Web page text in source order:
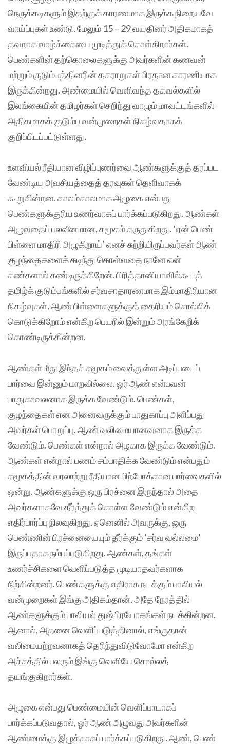
நெருக்கடிகளும் இதற்குக் காரணமாக இருக்க நிறையவே
வாய்ப்புகள் உண்டு. மேலும் 15 – 29 வயதினர் அதிகமாகத்
தவறாக வாழ்க்கையை முடித்துக் கொள்கிறார்கள்.
பெண்களின் தற்கொலைகளுக்கு அவர்களின் கணவன்
மற்றும் குடும்பத்தினரின் தகராறுகள் பிரதான காரணியாக
இருக்கின்றது. அண்மையில் வெளிவந்த தகவல்களில்
இலங்கையின் தமிழர்கள் செறிந்து வாழும் மாவட்டங்களில்
அதிகமாகக் குடும்ப வன்முறைகள் நிகழ்வதாகக்
குறிப்பிடப்பட்டுள்ளது.
உளவியல் ரீதியான விழிப்புணர்வை ஆண்களுக்குத் தரப்பட
வேண்டிய அவசியத்தைத் தரவுகள் தெளிவாகக்
கூறுகின்றன. காலம்காலமாக அழுகை என்பது
பெண்களுக்குரிய உணர்வாகப் பார்க்கப்படுகிறது. ஆண்கள்
அழுவதைப் பலவீனமான, சமூகம் கருதுகிறது. ’ஏன் பெண்
பிள்ளை மாதிரி அழுகிறாய்’ எனச் சுற்றியிருப்பவர்கள் ஆண்
குழந்தைகளைக் கடிந்து கொள்வதை நானே என்
கண்களால் கண்டிருக்கிறேன். பிரித்தானியாவில்கூடத்
தமிழ்க் குடும்பங்களில் சர்வசாதாரணமாக இம்மாதிரியான
நிகழ்வுகள், ஆண் பிள்ளைகளுக்குத் தைரியம் சொல்லிக்
கொடுக்கிறோம் என்கிற பெயரில் இன்றும் அரங்கேறிக்
கொண்டிருக்கின்றன.
ஆண்கள் மீது இந்தச் சமூகம் வைத்துள்ள அடிப்படைப்
பார்வை இன்னும் மாறவில்லை. ஓர் ஆண் என்பவன்
பாதுகாவலனாக இருக்க வேண்டும். பெண்கள்,
குழந்தைகள் என அனைவருக்கும் பாதுகாப்பு அளிப்பது
அவர்கள் பொறுப்பு. ஆண் வலிமையானவனாக இருக்க
வேண்டும். பெண்கள் என்றால் அழகாக இருக்க வேண்டும்.
ஆண்கள் என்றால் பணம் சம்பாதிக்க வேண்டும் என்பதும்
சமூகத்தின் வரலாற்று ரீதியான பிற்போக்கான பார்வைகளில்
ஒன்று. ஆண்களுக்கு ஒரு பிரச்னை இருந்தால் அதை
அவர்களாகவே தீர்த்துக் கொள்ள வேண்டும் என்கிற
எதிர்பார்ப்பு நிலவுகிறது. ஏனெனில் அவருக்கு, ஒரு
பெண்ணின் பிரச்னையையும் தீர்க்கும் ‘சர்வ வல்லமை’
இருப்பதாக நம்பப்படுகிறது. ஆண்கள், தங்கள்
உணர்ச்சிகளை வெளிப்படுத்த முடியாதவர்களாக
நிற்கின்றனர். பெண்களுக்கு எதிராக நடக்கும் பாலியல்
வன்முறைகள் இங்கு அதிகம்தான். அதே நேரத்தில்
ஆண்களுக்கும் பாலியல் துஷ்பிரயோகங்கள் நடக்கின்றன.
ஆனால், அதனை வெளிப்படுத்தினால், எங்குதான்
வலிமையற்றவனாகத் தெரிந்துவிடுவோமோ என்கிற
அச்சத்தில் பலரும் இங்கு வெளியே சொல்லத்
தயங்குகிறார்கள்.
அழுகை என்பது பெண்மையின் வெளிப்பாடாகப்
பார்க்கப்படுவதால், ஓர் ஆண் அழுவது அவர்களின்
ஆண்மைக்கு இழுக்காகப் பார்க்கப்படுகிறது. ஆண், பெண்